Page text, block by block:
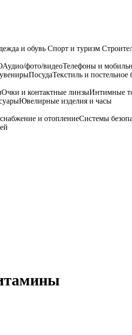
и обувь Спорт и туризм
Аудио/фото/видеоТелефоны и
ПосудаТекстиль и постельное
Очки и контактные линзыИнтимные
Ювелирные изделия и часы
и отоплениеСистемы